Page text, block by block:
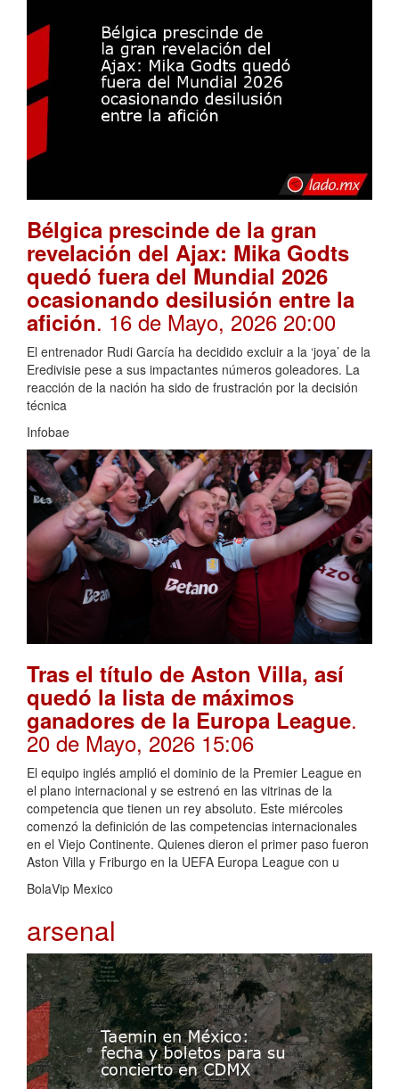
Bélgica prescinde de la gran
revelación del Ajax: Mika Godts
quedó fuera del Mundial 2026
ocasionando desilusión entre la
afición. 16 de Mayo, 2026 20:00
El entrenador Rudi García ha decidido excluir a la ‘joya’ de la
Eredivisie pese a sus impactantes números goleadores. La
reacción de la nación ha sido de frustración por la decisión
técnica
Infobae
Tras el título de Aston Villa, así
quedó la lista de máximos
ganadores de la Europa League.
20 de Mayo, 2026 15:06
El equipo inglés amplió el dominio de la Premier League en
el plano internacional y se estrenó en las vitrinas de la
competencia que tienen un rey absoluto. Este miércoles
comenzó la definición de las competencias internacionales
en el Viejo Continente. Quienes dieron el primer paso fueron
Aston Villa y Friburgo en la UEFA Europa League con u
BolaVip Mexico
arsenal